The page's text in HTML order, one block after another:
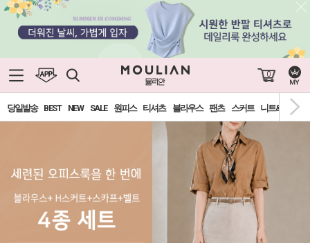
0
당일발송 BEST NEW SALE 원피스 티셔츠 블라우스 팬츠 스커트 니트&가디건